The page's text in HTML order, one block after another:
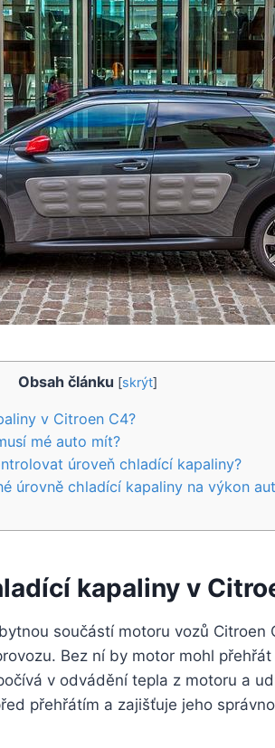
Obsah článku [skrýt]
v Citroen C4?
mé auto mít?
úroveň chladící kapaliny?
úrovně chladící kapaliny na výkon
kapaliny v
součástí motoru vozů Citroen
Bez ní by motor mohl
v odvádění tepla z motoru a
přehřátím a zajišťuje jeho